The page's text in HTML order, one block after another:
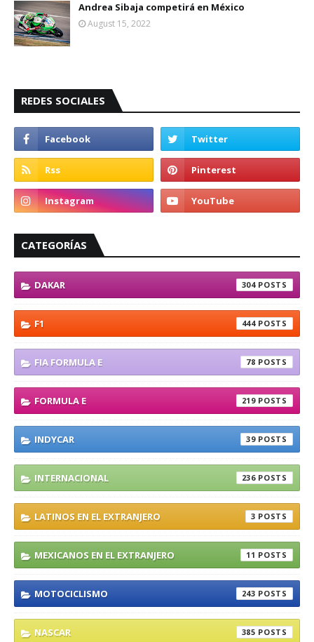
Andrea Sibaja competirá en México
August 15, 2022
REDES SOCIALES
CATEGORÍAS
DAKAR 304
F1 444
FIA FORMULA E 78
FORMULA E 219
INDYCAR 39
INTERNACIONAL 236
LATINOS EN EL EXTRANJERO 3
MEXICANOS EN EL EXTRANJERO 11
MOTOCICLISMO 243
NASCAR 385